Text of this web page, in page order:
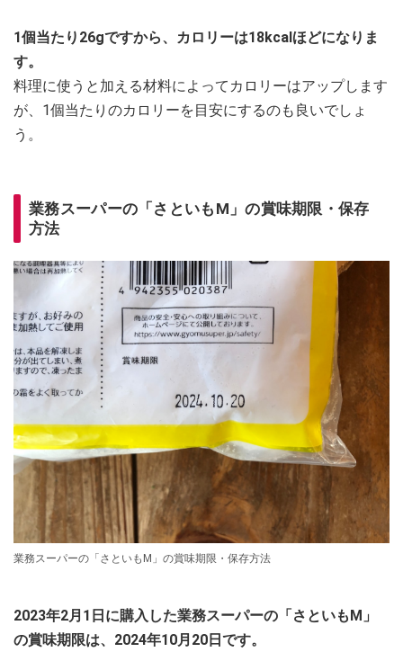
1個当たり26gですから、カロリーは18kcalほどになりま
す。
料理に使うと加える材料によってカロリーはアップします
が、1個当たりのカロリーを目安にするのも良いでしょ
う。
業務スーパーの「さといもM」の賞味期限・保存
方法
業務スーパーの「さといもM」の賞味期限・保存方法
2023年2月1日に購入した業務スーパーの「さといもM」
の賞味期限は、2024年10月20日です。